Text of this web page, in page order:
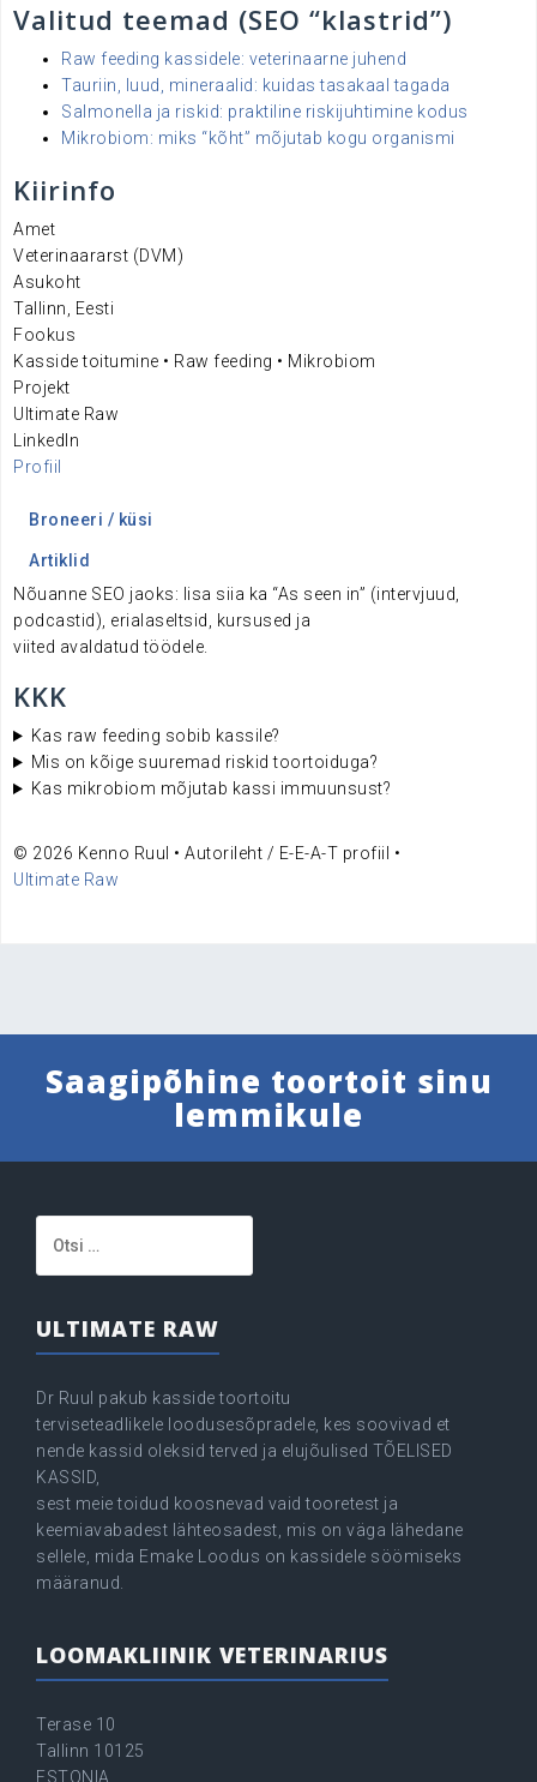
Valitud teemad (SEO “klastrid”)
Raw feeding kassidele: veterinaarne juhend
Tauriin, luud, mineraalid: kuidas tasakaal tagada
Salmonella ja riskid: praktiline riskijuhtimine kodus
Mikrobiom: miks “kõht” mõjutab kogu organismi
Kiirinfo
Amet
Veterinaararst (DVM)
Asukoht
Tallinn, Eesti
Fookus
Kasside toitumine • Raw feeding • Mikrobiom
Projekt
Ultimate Raw
LinkedIn
Profiil
Broneeri / küsi
Artiklid
Nõuanne SEO jaoks: lisa siia ka “As seen in” (intervjuud,
podcastid), erialaseltsid, kursused ja
viited avaldatud töödele.
KKK
Kas raw feeding sobib kassile?
Mis on kõige suuremad riskid toortoiduga?
Kas mikrobiom mõjutab kassi immuunsust?
© 2026 Kenno Ruul • Autorileht / E-E-A-T profiil •
Ultimate Raw
Saagipõhine toortoit sinu
lemmikule
ULTIMATE RAW
Dr Ruul pakub kasside toortoitu
terviseteadlikele loodusesõpradele, kes soovivad et
nende kassid oleksid terved ja elujõulised TÕELISED
KASSID,
sest meie toidud koosnevad vaid tooretest ja
keemiavabadest lähteosadest, mis on väga lähedane
sellele, mida Emake Loodus on kassidele söömiseks
määranud.
LOOMAKLIINIK VETERINARIUS
Terase 10
Tallinn 10125
ESTONIA